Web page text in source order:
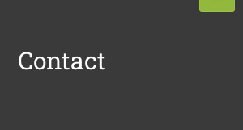
Contact